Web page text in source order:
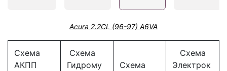
Acura 2.2CL (96-97) A6VA
Схема
АКПП
Схема
Гидрому
Схема
Схема
Электрок